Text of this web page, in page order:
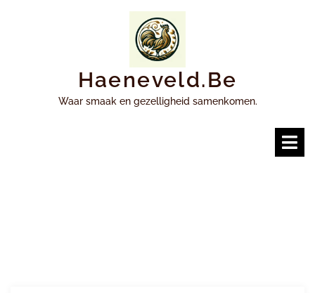
Haeneveld.be
Waar smaak en gezelligheid samenkomen.